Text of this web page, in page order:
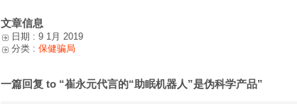
文章信息
日期 : 9 1月 2019
分类 : 保健骗局
一篇回复 to “崔永元代言的“助眠机器人”是伪科学产品”